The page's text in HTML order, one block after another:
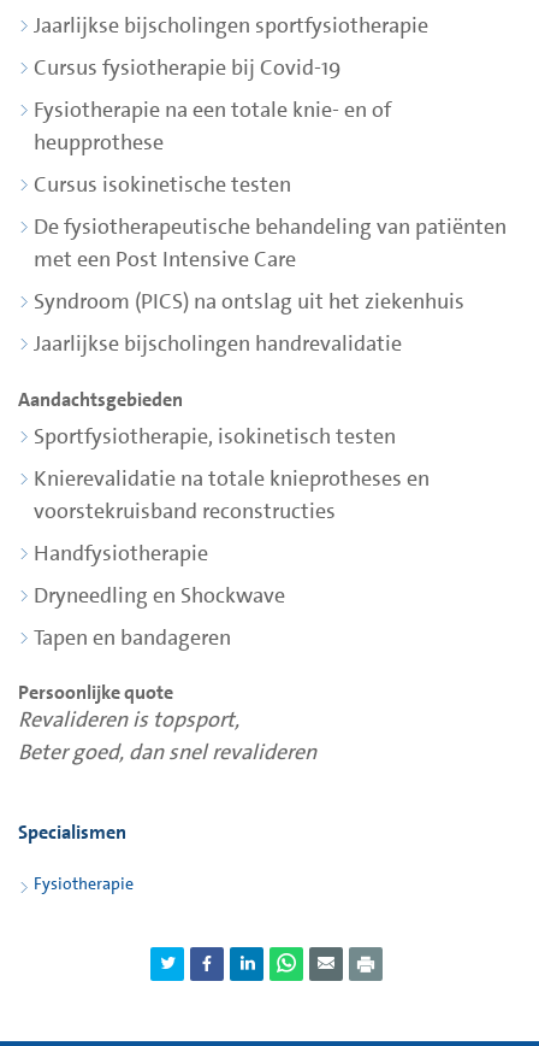
Jaarlijkse bijscholingen sportfysiotherapie
Cursus fysiotherapie bij Covid-19
Fysiotherapie na een totale knie- en of
heupprothese
Cursus isokinetische testen
De fysiotherapeutische behandeling van patiënten
met een Post Intensive Care
Syndroom (PICS) na ontslag uit het ziekenhuis
Jaarlijkse bijscholingen handrevalidatie
Aandachtsgebieden
Sportfysiotherapie, isokinetisch testen
Knierevalidatie na totale knieprotheses en
voorstekruisband reconstructies
Handfysiotherapie
Dryneedling en Shockwave
Tapen en bandageren
Persoonlijke quote
Revalideren is topsport,
Beter goed, dan snel revalideren
Specialismen
Fysiotherapie